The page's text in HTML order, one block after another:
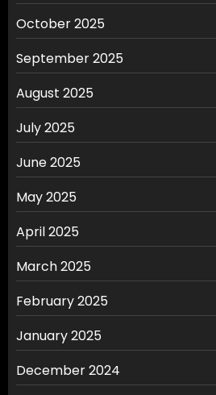
October 2025
September 2025
August 2025
July 2025
June 2025
May 2025
April 2025
March 2025
February 2025
January 2025
December 2024